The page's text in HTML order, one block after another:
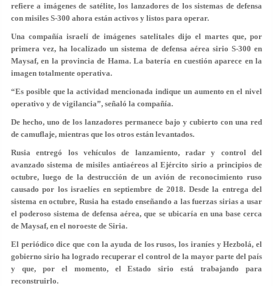
refiere a imágenes de satélite, los lanzadores de los sistemas de defensa
con misiles S-300 ahora están activos y listos para operar.
Una compañía israelí de imágenes satelitales dijo el martes que, por
primera vez, ha localizado un sistema de defensa aérea sirio S-300 en
Maysaf, en la provincia de Hama. La batería en cuestión aparece en la
imagen totalmente operativa.
“Es posible que la actividad mencionada indique un aumento en el nivel
operativo y de vigilancia”, señaló la compañía.
De hecho, uno de los lanzadores permanece bajo y cubierto con una red
de camuflaje, mientras que los otros están levantados.
Rusia entregó los vehículos de lanzamiento, radar y control del
avanzado sistema de misiles antiaéreos al Ejército sirio a principios de
octubre, luego de la destrucción de un avión de reconocimiento ruso
causado por los israelíes en septiembre de 2018. Desde la entrega del
sistema en octubre, Rusia ha estado enseñando a las fuerzas sirias a usar
el poderoso sistema de defensa aérea, que se ubicaría en una base cerca
de Maysaf, en el noroeste de Siria.
El periódico dice que con la ayuda de los rusos, los iraníes y Hezbolá, el
gobierno sirio ha logrado recuperar el control de la mayor parte del país
y que, por el momento, el Estado sirio está trabajando para
reconstruirlo.